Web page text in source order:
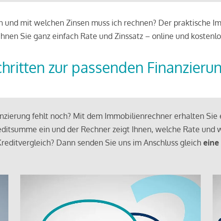
mit welchen Zinsen muss ich rechnen? Der praktische
Sie ganz einfach Rate und Zinssatz – online und
zur passenden
fehlt noch? Mit dem Immobilienrechner erhalten
ein und der Rechner zeigt Ihnen, welche Rate und
Dann senden Sie uns im Anschluss gleich